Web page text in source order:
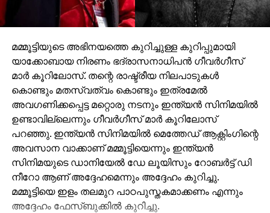
മമ്മൂട്ടിയുടെ അഭിനയത്തെ കുറിച്ചുള്ള കുറിപ്പുമായി
യാക്കോബായ നിരണം ഭദ്രാസനാധിപന്‍ ഗീവര്‍ഗീസ്
മാര്‍ കൂറിലോസ്. തന്റെ രാഷ്ട്രീയ നിലപാടുകള്‍
കൊണ്ടും മതസ്വത്വം കൊണ്ടും ഇത്രമേല്‍
അവഗണിക്കപ്പെട്ട മറ്റൊരു നടനും ഇന്ത്യന്‍ സിനിമയില്‍
ഉണ്ടാവില്ലെന്നും ഗീവര്‍ഗീസ് മാര്‍ കൂറിലോസ്
പറഞ്ഞു. ഇന്ത്യന്‍ സിനിമയില്‍ മെത്തേഡ് ആക്റ്റിംഗിന്റെ
അവസാന വാക്കാണ് മമ്മൂട്ടിയെന്നും ഇന്ത്യന്‍
സിനിമയുടെ ഡാനിയേല്‍ ഡേ ലൂയിസും റോബര്‍ട്ട് ഡി
നീറോ ആണ് അദ്ദേഹമെന്നും അദ്ദേഹം കുറിച്ചു.
മമ്മൂട്ടിയെ ഇളം തലമുറ പാഠപുസ്തകമാക്കണം എന്നും
അദ്ദേഹം ഫേസ്ബുക്കില്‍ കുറിച്ചു.